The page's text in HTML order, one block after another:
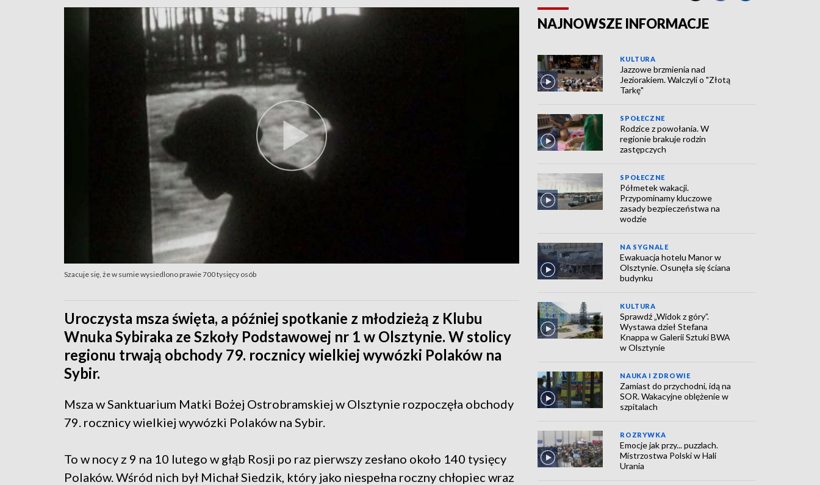
Szacuje się, że w sumie wysiedlono prawie 700 tysięcy osób
Uroczysta msza święta, a później spotkanie z młodzieżą z Klubu
Wnuka Sybiraka ze Szkoły Podstawowej nr 1 w Olsztynie. W stolicy
regionu trwają obchody 79. rocznicy wielkiej wywózki Polaków na
Sybir.
Msza w Sanktuarium Matki Bożej Ostrobramskiej w Olsztynie rozpoczęła obchody
79. rocznicy wielkiej wywózki Polaków na Sybir.
To w nocy z 9 na 10 lutego w głąb Rosji po raz pierwszy zesłano około 140 tysięcy
Polaków. Wśród nich był Michał Siedzik, który jako niespełna roczny chłopiec wraz
NAJNOWSZE INFORMACJE
KULTURA
Jazzowe brzmienia nad
Jeziorakiem. Walczyli o "Złotą
Tarkę"
SPOŁECZNE
Rodzice z powołania. W
regionie brakuje rodzin
zastępczych
SPOŁECZNE
Półmetek wakacji.
Przypominamy kluczowe
zasady bezpieczeństwa na
wodzie
NA SYGNALE
Ewakuacja hotelu Manor w
Olsztynie. Osunęła się ściana
budynku
KULTURA
Sprawdź „Widok z góry”.
Wystawa dzieł Stefana
Knappa w Galerii Sztuki BWA
w Olsztynie
NAUKA I ZDROWIE
Zamiast do przychodni, idą na
SOR. Wakacyjne oblężenie w
szpitalach
ROZRYWKA
Emocje jak przy... puzzlach.
Mistrzostwa Polski w Hali
Urania